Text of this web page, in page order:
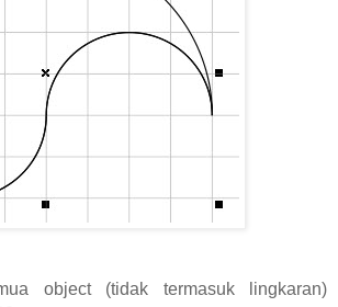
object (tidak termasuk lingkaran)